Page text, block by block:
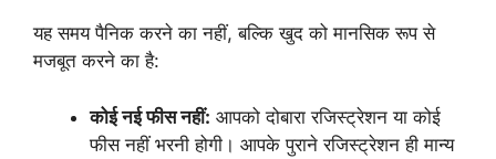
यह समय पैनिक करने का नहीं, बल्कि खुद को मानसिक रूप से
मजबूत करने का है:
कोई नई फीस नहीं: आपको दोबारा रजिस्ट्रेशन या कोई
फीस नहीं भरनी होगी। आपके पुराने रजिस्ट्रेशन ही मान्य